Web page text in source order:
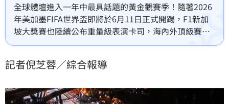
全球體壇進入一年中最具話題的黃金觀賽季！隨著2026
年美加墨FIFA世界盃即將於6月11日正式開踢，F1新加
坡大獎賽也陸續公布重量級表演卡司，海內外頂級賽事
再度引爆全球運動迷的朝聖渴望。而在台灣本土，旅美
加上中華職棒味全龍隊近期戰績飆，皆讓海內外運動話
成為海內外觀光最熱門的切入點。
記者倪芝蓉／綜合報導